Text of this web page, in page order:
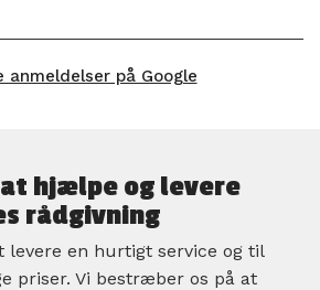
anmeldelser på Google
hjælpe og levere
rådgivning
levere en hurtigt service og til
priser. Vi bestræber os på at